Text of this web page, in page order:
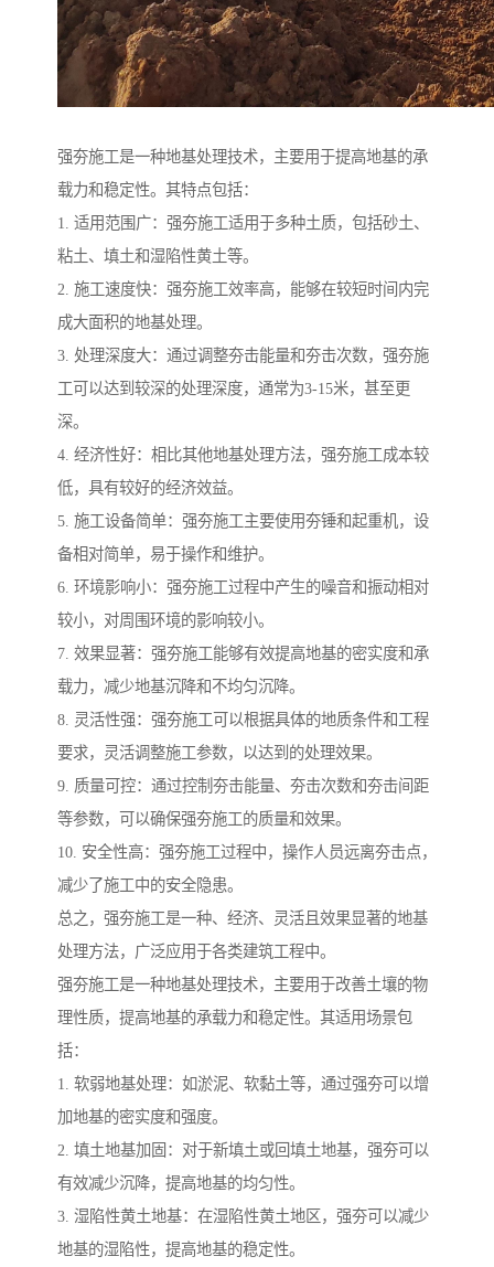
强夯施工是一种地基处理技术，主要用于提高地基的承
载力和稳定性。其特点包括：
1. 适用范围广：强夯施工适用于多种土质，包括砂土、
粘土、填土和湿陷性黄土等。
2. 施工速度快：强夯施工效率高，能够在较短时间内完
成大面积的地基处理。
3. 处理深度大：通过调整夯击能量和夯击次数，强夯施
工可以达到较深的处理深度，通常为3-15米，甚至更
深。
4. 经济性好：相比其他地基处理方法，强夯施工成本较
低，具有较好的经济效益。
5. 施工设备简单：强夯施工主要使用夯锤和起重机，设
备相对简单，易于操作和维护。
6. 环境影响小：强夯施工过程中产生的噪音和振动相对
较小，对周围环境的影响较小。
7. 效果显著：强夯施工能够有效提高地基的密实度和承
载力，减少地基沉降和不均匀沉降。
8. 灵活性强：强夯施工可以根据具体的地质条件和工程
要求，灵活调整施工参数，以达到的处理效果。
9. 质量可控：通过控制夯击能量、夯击次数和夯击间距
等参数，可以确保强夯施工的质量和效果。
10. 安全性高：强夯施工过程中，操作人员远离夯击点，
减少了施工中的安全隐患。
总之，强夯施工是一种、经济、灵活且效果显著的地基
处理方法，广泛应用于各类建筑工程中。
强夯施工是一种地基处理技术，主要用于改善土壤的物
理性质，提高地基的承载力和稳定性。其适用场景包
括：
1. 软弱地基处理：如淤泥、软黏土等，通过强夯可以增
加地基的密实度和强度。
2. 填土地基加固：对于新填土或回填土地基，强夯可以
有效减少沉降，提高地基的均匀性。
3. 湿陷性黄土地基：在湿陷性黄土地区，强夯可以减少
地基的湿陷性，提高地基的稳定性。